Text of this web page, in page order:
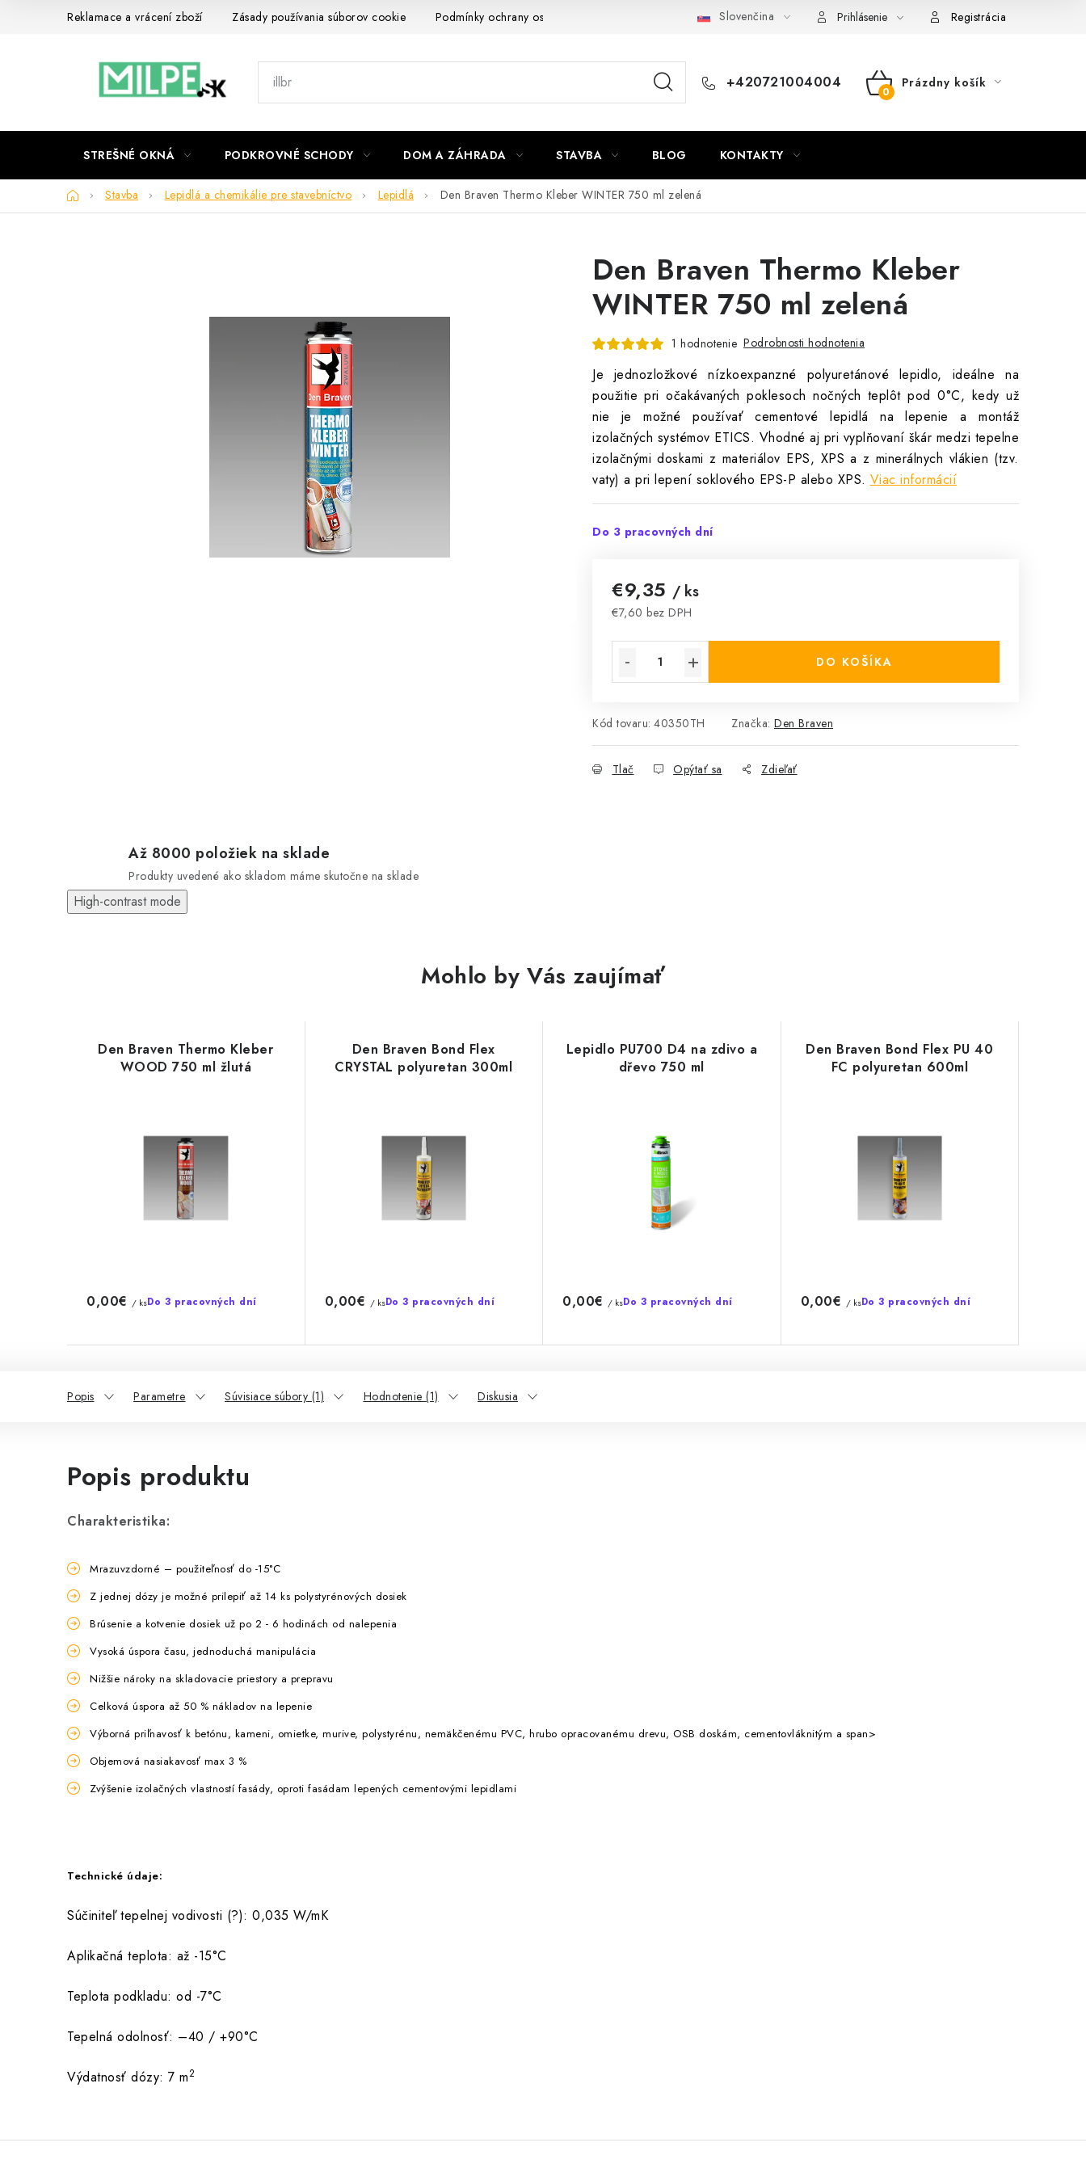
Reklamace a vrácení zboží Zásady používania súborov cookie Podmínky ochrany osobních údajů Obchodní podmínky Mapa webu Milpe.sk
Slovenčina Prihlásenie Registrácia
+420721004004
NÁKUPNÝ
Prázdny košík
STREŠNÉ OKNÁ PODKROVNÉ SCHODY DOM A ZÁHRADA STAVBA BLOG KONTAKTY
DomovStavba Lepidlá a chemikálie pre stavebníctvo Lepidlá Den Braven Thermo Kleber WINTER 750 ml zelená
Den Braven Thermo Kleber
WINTER 750 ml zelená
1 hodnotenie Podrobnosti hodnotenia
Je jednozložkové nízkoexpanzné polyuretánové lepidlo, ideálne na
použitie pri očakávaných poklesoch nočných teplôt pod 0°C, kedy už
nie je možné používať cementové lepidlá na lepenie a montáž
izolačných systémov ETICS. Vhodné aj pri vyplňovaní škár medzi tepelne
izolačnými doskami z materiálov EPS, XPS a z minerálnych vlákien (tzv.
vaty) a pri lepení soklového EPS-P alebo XPS. Viac informácií
Do 3 pracovných dní
€9,35 / ks
€7,60 bez DPH
DO KOŠÍKA
Kód tovaru: 40350TH Značka: Den Braven
Tlač Opýtať sa Zdieľať
Až 8000 položiek na sklade
Produkty uvedené ako skladom máme skutočne na sklade
High-contrast mode
Mohlo by Vás zaujímať
Den Braven Thermo Kleber
WOOD 750 ml žlutá
0,00€ / ksDo 3 pracovných dní
Den Braven Bond Flex
CRYSTAL polyuretan 300ml
0,00€ / ksDo 3 pracovných dní
Lepidlo PU700 D4 na zdivo a
dřevo 750 ml
0,00€ / ksDo 3 pracovných dní
Den Braven Bond Flex PU 40
FC polyuretan 600ml
0,00€ / ksDo 3 pracovných dní
Popis Parametre Súvisiace súbory (1) Hodnotenie (1) Diskusia
Popis produktu
Charakteristika:
Mrazuvzdorné – použiteľnosť do -15°C
Z jednej dózy je možné prilepiť až 14 ks polystyrénových dosiek
Brúsenie a kotvenie dosiek už po 2 - 6 hodinách od nalepenia
Vysoká úspora času, jednoduchá manipulácia
Nižšie nároky na skladovacie priestory a prepravu
Celková úspora až 50 % nákladov na lepenie
Výborná priľnavosť k betónu, kameni, omietke, murive, polystyrénu, nemäkčenému PVC, hrubo opracovanému drevu, OSB doskám, cementovláknitým a span>
Objemová nasiakavosť max 3 %
Zvýšenie izolačných vlastností fasády, oproti fasádam lepených cementovými lepidlami
Technické údaje:
Súčiniteľ tepelnej vodivosti (?): 0,035 W/mK
Aplikačná teplota: až -15°C
Teplota podkladu: od -7°C
Tepelná odolnosť: –40 / +90°C
Výdatnosť dózy: 7 m2